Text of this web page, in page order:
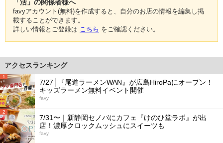
「活」の関係者様へ
favyアカウント(無料)を作成すると、自分のお店の情報を編集し掲
載することができます。
詳しい情報とご登録は こちら をご確認ください。
アクセスランキング
1
7/27│『尾道ラーメンWAN』が広島HiroPaにオープン！
キッズラーメン無料イベント開催
favy
2
7/31〜｜新静岡セノバにカフェ『けのひ堂ラボ』が出
店！濃厚クロックムッシュにスイーツも
favy